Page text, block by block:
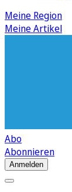
Meine Region
Meine Artikel
Abo
Abonnieren
Anmelden